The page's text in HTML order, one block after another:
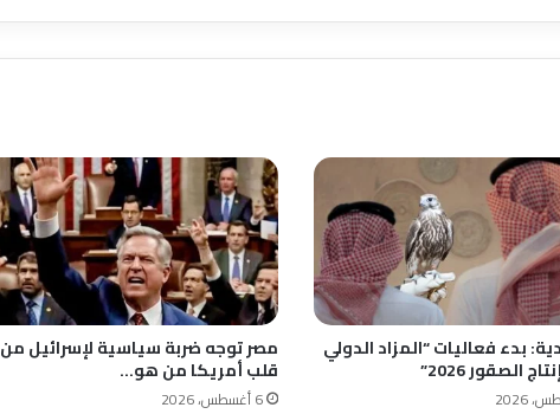
بنين
انتظام
بدء فعاليات “المزاد الدولي
الصقور 2026”
مصر توجه ضربة سياسية لإسرائيل من
قلب أمريكا من هو…
6 أغسطس، 2026